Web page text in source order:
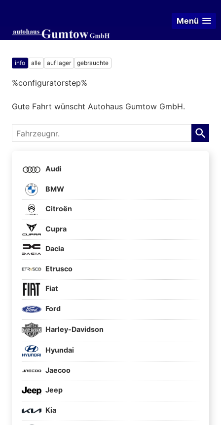
Menü
info alle auf lager gebrauchte
%configuratorstep%
Gute Fahrt wünscht Autohaus Gumtow GmbH.
Fahrzeugnr.
Audi
BMW
Citroën
Cupra
Dacia
Etrusco
Fiat
Ford
Harley-Davidson
Hyundai
Jaecoo
Jeep
Kia